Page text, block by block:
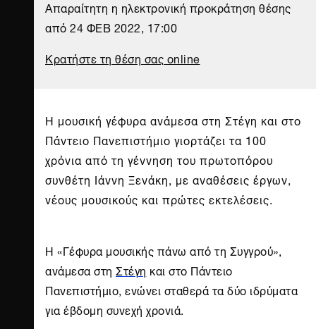
Απαραίτητη η ηλεκτρονική προκράτηση θέσης
από 24 ΦΕΒ 2022, 17:00
Κρατήστε τη θέση σας online
Η μουσική γέφυρα ανάμεσα στη Στέγη και στο
Πάντειο Πανεπιστήμιο γιορτάζει τα 100
χρόνια από τη γέννηση του πρωτοπόρου
συνθέτη Ιάννη Ξενάκη, με αναθέσεις έργων,
νέους μουσικούς και πρώτες εκτελέσεις.
H «Γέφυρα μουσικής πάνω από τη Συγγρού»,
ανάμεσα στη Στέγη και στο Πάντειο
Πανεπιστήμιο, ενώνει σταθερά τα δύο ιδρύματα
για έβδομη συνεχή χρονιά.